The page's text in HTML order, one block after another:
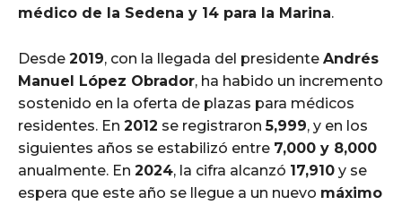
médico de la Sedena y 14 para la Marina.
Desde 2019, con la llegada del presidente Andrés
Manuel López Obrador, ha habido un incremento
sostenido en la oferta de plazas para médicos
residentes. En 2012 se registraron5,999, y en los
siguientes años se estabilizó entre 7,000 y 8,000
anualmente. En 2024, la cifra alcanzó 17,910 y se
espera que este año se llegue a un nuevo máximo